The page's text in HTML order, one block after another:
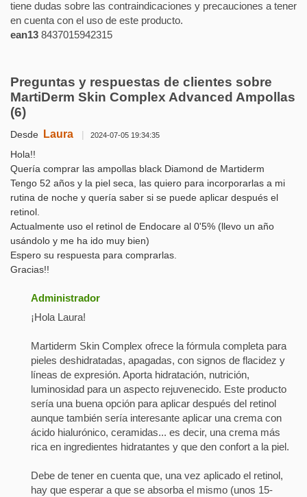
tiene dudas sobre las contraindicaciones y precauciones a tener
en cuenta con el uso de este producto.
ean13 8437015942315
Preguntas y respuestas de clientes sobre
MartiDerm Skin Complex Advanced Ampollas
(6)
Desde Laura | 2024-07-05 19:34:35
Hola!!
Quería comprar las ampollas black Diamond de Martiderm
Tengo 52 años y la piel seca, las quiero para incorporarlas a mi
rutina de noche y quería saber si se puede aplicar después el
retinol.
Actualmente uso el retinol de Endocare al 0'5% (llevo un año
usándolo y me ha ido muy bien)
Espero su respuesta para comprarlas.
Gracias!!
Administrador
¡Hola Laura!
Martiderm Skin Complex ofrece la fórmula completa para
pieles deshidratadas, apagadas, con signos de flacidez y
líneas de expresión. Aporta hidratación, nutrición,
luminosidad para un aspecto rejuvenecido. Este producto
sería una buena opción para aplicar después del retinol
aunque también sería interesante aplicar una crema con
ácido hialurónico, ceramidas... es decir, una crema más
rica en ingredientes hidratantes y que den confort a la piel.
Debe de tener en cuenta que, una vez aplicado el retinol,
hay que esperar a que se absorba el mismo (unos 15-